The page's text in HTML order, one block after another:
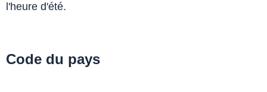
l'heure d'été.
Code du pays